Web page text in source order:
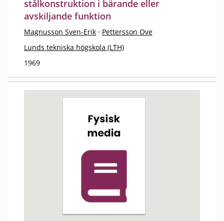
stålkonstruktion i bärande eller
avskiljande funktion
Magnusson Sven-Erik · Pettersson Ove
Lunds tekniska högskola (LTH)
1969